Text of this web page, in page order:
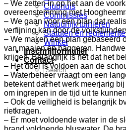
Clubhuis
Commissies
Natuurlijk tuinieren
Statuten en
Winkel
Inschrijfformulier
Contact
– We zetten in op het aan de
overeenstemming met
– We gaan voor een plan dat
verfijning kan door de
– We maken een plan gebaseerd
van maaien en baggeren.
krijgen. Belangrijk is het dat het
– Het doel is voldoen aan de
– Waterbeheer vraagt om een
betekent dat het werk meerjarig
om ingrepen in de tijd uit te
– Ook de veiligheid is belangrijk
rietkragen.
– Er moet voldoende water in de